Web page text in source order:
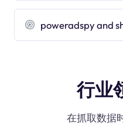
poweradspy and
行业
在抓取数据